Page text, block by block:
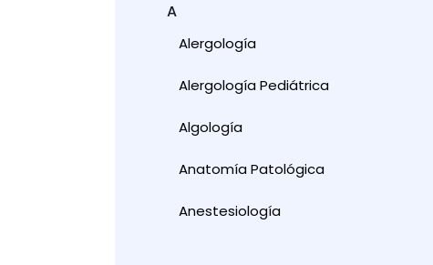
A
Alergología
Alergología Pediátrica
Algología
Anatomía Patológica
Anestesiología